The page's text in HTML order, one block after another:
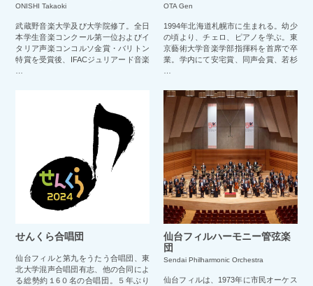
ONISHI Takaoki
武蔵野音楽大学及び大学院修了。全日
本学生音楽コンクール第一位およびイ
タリア声楽コンコルソ金賞・バリトン
特賞を受賞後、IFACジュリアード音楽
OTA Gen
1994年北海道札幌市に生まれる。幼少
の頃より、チェロ、ピアノを学ぶ。東
京藝術大学音楽学部指揮科を首席で卒
業。学内にて安宅賞、同声会賞、若杉
せんくら合唱団
仙台フィルと第九をうたう合唱団、東
北大学混声合唱団有志、他の合同によ
る総勢約１6０名の合唱団。５年ぶり
仙台フィルハーモニー管弦楽
団
Sendai Philharmonic Orchestra
仙台フィルは、1973年に市民オーケス